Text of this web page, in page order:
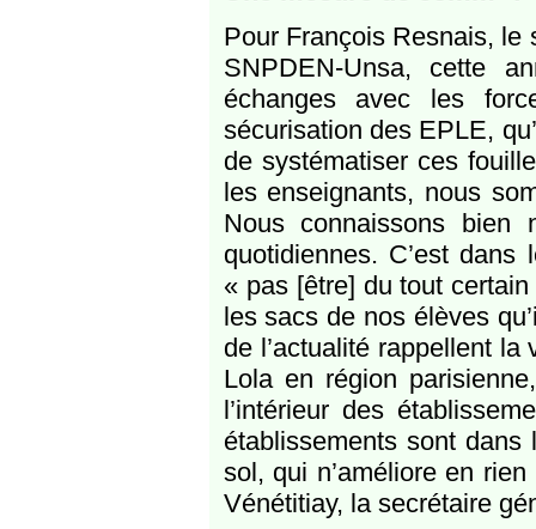
Pour François Resnais, le
SNPDEN-Unsa, cette
échanges avec les
sécurisation des EPLE,
de systématiser ces
les enseignants, nous
Nous connaissons bien
quotidiennes. C’est
« pas [être] du tout certain
les sacs de nos élèves
de l’actualité rappellent
Lola en région
l’intérieur des
établissements sont dans
sol, qui n’améliore en
Vénétitiay, la secrétaire